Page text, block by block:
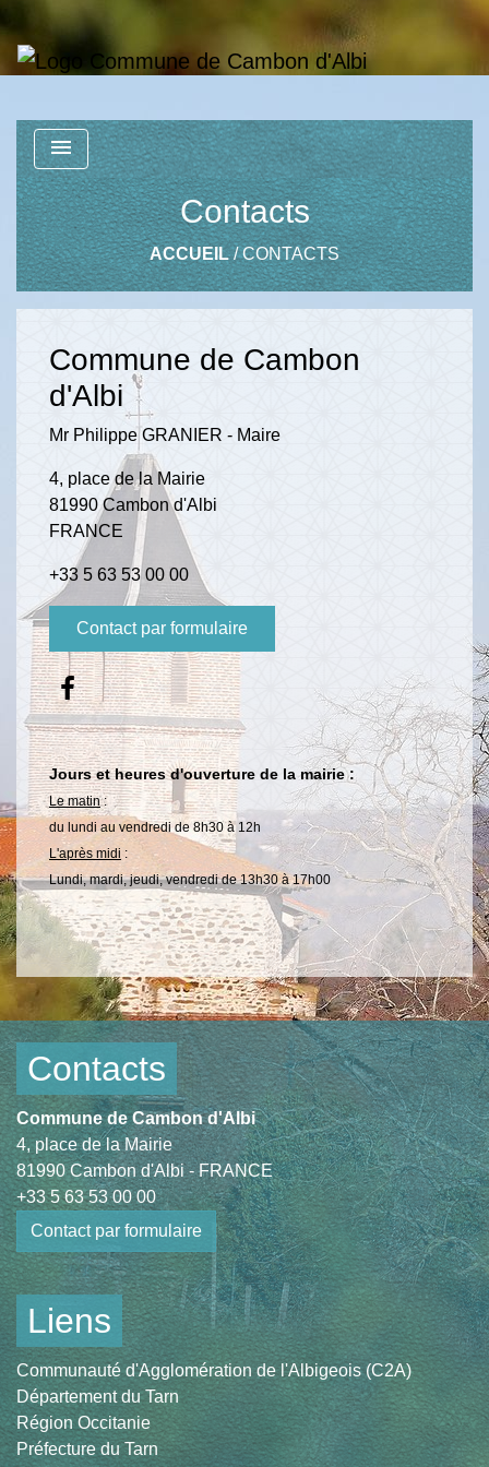
menu
Contacts
ACCUEIL/CONTACTS
Commune de Cambon
d'Albi
Mr Philippe GRANIER - Maire
4, place de la Mairie
81990 Cambon d'Albi
FRANCE
+33 5 63 53 00 00
Contact par formulaire
Jours et heures d'ouverture de la mairie :
Le matin:
du lundi au vendredi de 8h30 à 12h
L'après midi :
Lundi, mardi, jeudi, vendredi de 13h30 à 17h00
Contacts
Commune de Cambon d'Albi
4, place de la Mairie
81990 Cambon d'Albi - FRANCE
+33 5 63 53 00 00
Contact par formulaire
Liens
Communauté d'Agglomération de l'Albigeois (C2A)
Département du Tarn
Région Occitanie
Préfecture du Tarn